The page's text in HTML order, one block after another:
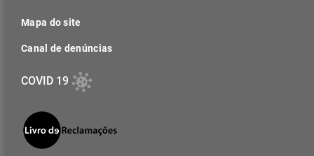
Mapa do site
Canal de denúncias
COVID 19